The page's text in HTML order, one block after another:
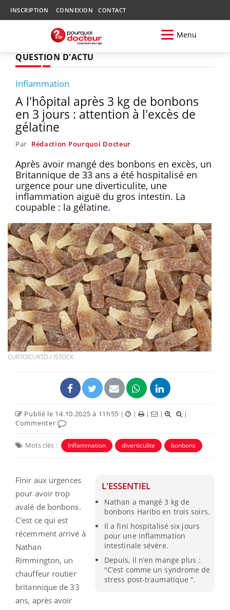
INSCRIPTION CONNEXION CONTACT
Menu
QUESTION D'ACTU
Inflammation
A l'hôpital après 3 kg de bonbons
en 3 jours : attention à l'excès de
gélatine
Par Rédaction Pourquoi Docteur
Après avoir mangé des bonbons en excès, un
Britannique de 33 ans a été hospitalisé en
urgence pour une diverticulite, une
inflammation aiguë du gros intestin. La
coupable : la gélatine.
CURTOICURTO / ISTOCK
Publié le 14.10.2025 à 11h55 | | | |
|
Commenter
Mots clés : Inflammation diverticulite bonbons
L'ESSENTIEL
Nathan a mangé 3 kg de
bonbons Haribo en trois soirs.
Il a fini hospitalisé six jours
pour une inflammation
intestinale sévère.
Depuis, il n’en mange plus :
"C’est comme un syndrome de
stress post-traumatique ".
Finir aux urgences
pour avoir trop
avalé de bonbons.
C'est ce qui est
récemment arrivé à
Nathan
Rimmington, un
chauffeur routier
britannique de 33
ans, après avoir